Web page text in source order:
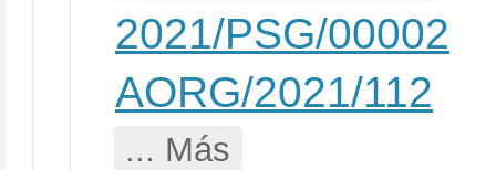
2021/PSG/00002
AORG/2021/112
... Más